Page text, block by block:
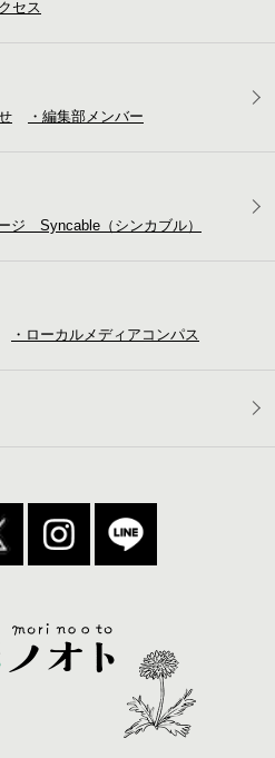
セス
・編集部メンバー
ジ Syncable（シンカブル）
・ローカルメディア コンパス